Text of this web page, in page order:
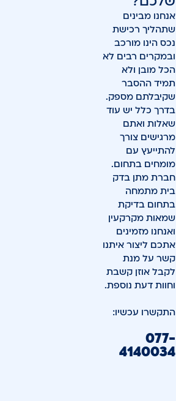
אנחנו מבינים
שתהליך רכישת
נכס הינו מורכב
ובמקרים רבים לא
הכל מובן ולא
תמיד ההסבר
שקיבלתם מספק.
בדרך כלל יש עוד
שאלות ואתם
מרגישים צורך
להתייעץ עם
מומחים בתחום.
חברת מתן בדק
בית מתמחה
בתחום בדיקת
שמאות מקרקעין
ואנחנו מזמינים
אתכם ליצור איתנו
קשר על מנת
לקבל אוזן קשבת
וחוות דעת נוספת.
התקשרו עכשיו:
077-
4140034